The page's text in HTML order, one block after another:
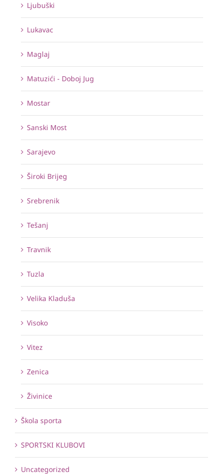
Ljubuški
Lukavac
Maglaj
Matuzići - Doboj Jug
Mostar
Sanski Most
Sarajevo
Široki Brijeg
Srebrenik
Tešanj
Travnik
Tuzla
Velika Kladuša
Visoko
Vitez
Zenica
Živinice
Škola sporta
SPORTSKI KLUBOVI
Uncategorized